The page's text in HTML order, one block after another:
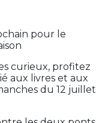
pour le
curieux, profitez
aux livres et aux
du 12 juillet